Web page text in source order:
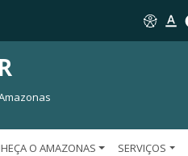
O AMAZONAS SERVIÇOS